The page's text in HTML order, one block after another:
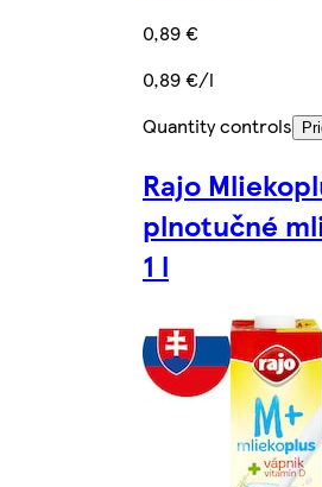
0,89 €
0,89 €/l
Quantity controls
Rajo
plnotučné
1 l